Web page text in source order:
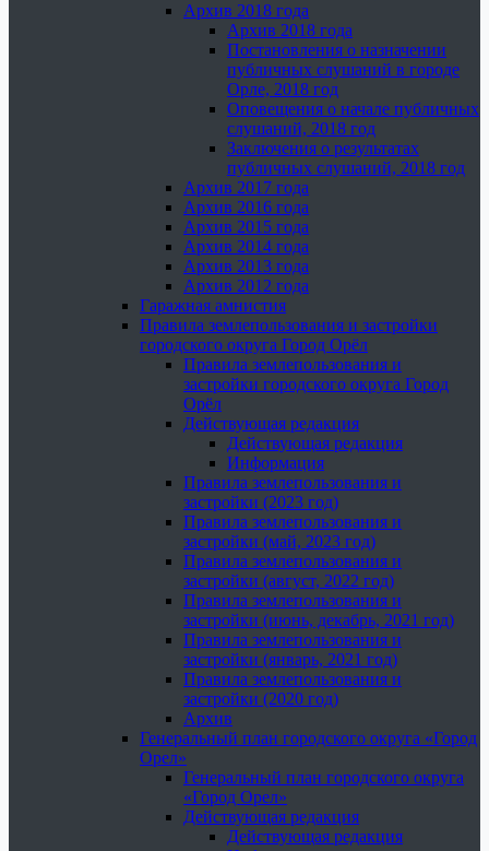
Архив 2018 года
Архив 2018 года
Постановления о назначении
публичных слушаний в городе
Орле, 2018 год
Оповещения о начале публичных
слушаний, 2018 год
Заключения о результатах
публичных слушаний, 2018 год
Архив 2017 года
Архив 2016 года
Архив 2015 года
Архив 2014 года
Архив 2013 года
Архив 2012 года
Гаражная амнистия
Правила землепользования и застройки
городского округа Город Орёл
Правила землепользования и
застройки городского округа Город
Орёл
Действующая редакция
Действующая редакция
Информация
Правила землепользования и
застройки (2023 год)
Правила землепользования и
застройки (май, 2023 год)
Правила землепользования и
застройки (август, 2022 год)
Правила землепользования и
застройки (июнь, декабрь, 2021 год)
Правила землепользования и
застройки (январь, 2021 год)
Правила землепользования и
застройки (2020 год)
Архив
Генеральный план городского округа «Город
Орел»
Генеральный план городского округа
«Город Орел»
Действующая редакция
Действующая редакция